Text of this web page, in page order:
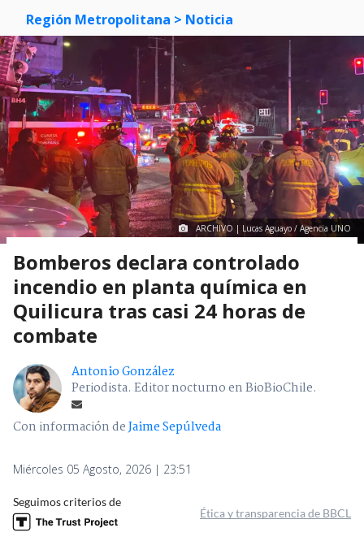
Región Metropolitana > Noticia
ARCHIVO | Lucas Aguayo / Agencia UNO
Bomberos declara controlado
incendio en planta química en
Quilicura tras casi 24 horas de
combate
Antonio González
Periodista. Editor nocturno en BioBioChile.
Con información deJaime Sepúlveda
Miércoles 05 Agosto, 2026 | 23:51
Seguimos criterios de
Ética y transparencia de BBCL